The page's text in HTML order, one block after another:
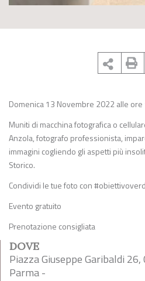
Domenica 13 Novembre 2022 alle ore
Muniti di macchina fotografica o
Anzola, fotografo professionista,
immagini cogliendo gli aspetti più
Storico.
Condividi le tue foto con
Evento gratuito
Prenotazione consigliata
DOVE
Piazza Giuseppe Garibaldi 26,
Parma -